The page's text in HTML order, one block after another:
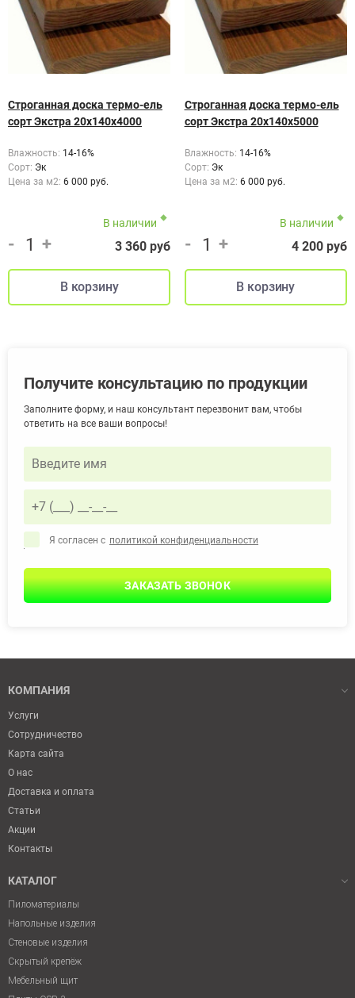
Строганная доска термо-ель
сорт Экстра 20х140х4000
Влажность: 14-16%
Сорт: Эк
Цена за м2: 6 000 руб.
В наличии
- + 3 360 руб
Строганная доска термо-ель
сорт Экстра 20х140х5000
Влажность: 14-16%
Сорт: Эк
Цена за м2: 6 000 руб.
В наличии
- + 4 200 руб
Получите консультацию по продукции
Заполните форму, и наш консультант перезвонит вам, чтобы
ответить на все ваши вопросы!
Я согласен с политикой конфиденциальности
ЗАКАЗАТЬ ЗВОНОК
КОМПАНИЯ
Услуги
Сотрудничество
Карта сайта
О нас
Доставка и оплата
Статьи
Акции
Контакты
КАТАЛОГ
Пиломатериалы
Напольные изделия
Стеновые изделия
Скрытый крепёж
Мебельный щит